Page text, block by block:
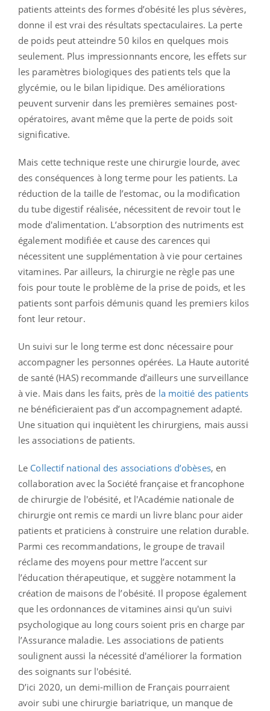
patients atteints des formes d’obésité les plus sévères,
donne il est vrai des résultats spectaculaires. La perte
de poids peut atteindre 50 kilos en quelques mois
seulement. Plus impressionnants encore, les effets sur
les paramètres biologiques des patients tels que la
glycémie, ou le bilan lipidique. Des améliorations
peuvent survenir dans les premières semaines post-
opératoires, avant même que la perte de poids soit
significative.
Mais cette technique reste une chirurgie lourde, avec
des conséquences à long terme pour les patients. La
réduction de la taille de l’estomac, ou la modification
du tube digestif réalisée, nécessitent de revoir tout le
mode d'alimentation. L’absorption des nutriments est
également modifiée et cause des carences qui
nécessitent une supplémentation à vie pour certaines
vitamines. Par ailleurs, la chirurgie ne règle pas une
fois pour toute le problème de la prise de poids, et les
patients sont parfois démunis quand les premiers kilos
font leur retour.
Un suivi sur le long terme est donc nécessaire pour
accompagner les personnes opérées. La Haute autorité
de santé (HAS) recommande d’ailleurs une surveillance
à vie. Mais dans les faits, près de la moitié des patients
ne bénéficieraient pas d’un accompagnement adapté.
Une situation qui inquiètent les chirurgiens, mais aussi
les associations de patients.
Le Collectif national des associations d’obèses, en
collaboration avec la Société française et francophone
de chirurgie de l'obésité, et l'Académie nationale de
chirurgie ont remis ce mardi un livre blanc pour aider
patients et praticiens à construire une relation durable.
Parmi ces recommandations, le groupe de travail
réclame des moyens pour mettre l’accent sur
l’éducation thérapeutique, et suggère notamment la
création de maisons de l’obésité. Il propose également
que les ordonnances de vitamines ainsi qu'un suivi
psychologique au long cours soient pris en charge par
l’Assurance maladie. Les associations de patients
soulignent aussi la nécessité d'améliorer la formation
des soignants sur l'obésité.
D’ici 2020, un demi-million de Français pourraient
avoir subi une chirurgie bariatrique, un manque de